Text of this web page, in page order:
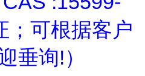
；可根据客户
垂询!）